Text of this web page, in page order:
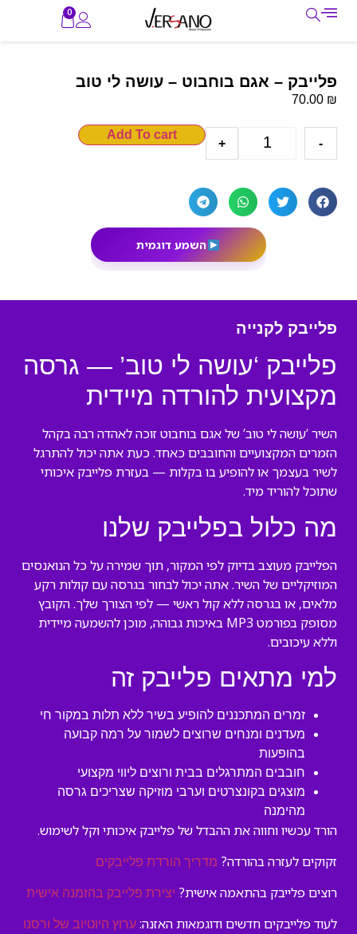
0
פלייבק – אגם בוחבוט – עושה לי טוב
70.00 ₪
-
+
Add To cart
השמע דוגמית
פלייבק לקנייה
פלייבק ‘עושה לי טוב’ — גרסה
מקצועית להורדה מיידית
השיר ‘עושה לי טוב’ של אגם בוחבוט זוכה לאהדה רבה בקהל
הזמרים המקצועיים והחובבים כאחד. כעת אתה יכול להתרגל
לשיר בעצמך או להופיע בו בקלות — בעזרת פלייבק איכותי
שתוכל להוריד מיד.
מה כלול בפלייבק שלנו
הפלייבק מעוצב בדיוק לפי המקור, תוך שמירה על כל הנואנסים
המוזיקליים של השיר. אתה יכול לבחור בגרסה עם קולות רקע
מלאים, או בגרסה ללא קול ראשי — לפי הצורך שלך. הקובץ
מסופק בפורמט MP3 באיכות גבוהה, מוכן להשמעה מיידית
וללא עיכובים.
למי מתאים פלייבק זה
זמרים המתכננים להופיע בשיר ללא תלות במקור חי
מעדנים ומנחים שרוצים לשמור על רמה קבועה
בהופעות
חובבים המתרגלים בבית ורוצים ליווי מקצועי
מוצגים בקונצרטים וערבי מוזיקה שצריכים גרסה
מהימנה
הורד עכשיו וחווה את ההבדל של פלייבק איכותי וקל לשימוש.
זקוקים לעזרה בהורדה? מדריך הורדת פלייבקים
רוצים פלייבק בהתאמה אישית? יצירת פלייבק בהזמנה אישית
לעוד פלייבקים חדשים ודוגמאות האזנה: ערוץ היוטיוב של ורסנו